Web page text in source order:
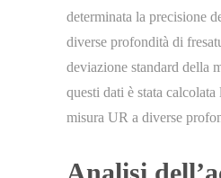
determinata la precisione
diverse profondità di
deviazione standard della
questi dati è stata calcolata
misura UR a diverse
Analisi